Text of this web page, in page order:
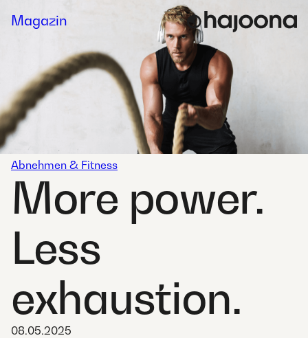
Magazin
Abnehmen & Fitness
More power.
Less
exhaustion.
08.05.2025